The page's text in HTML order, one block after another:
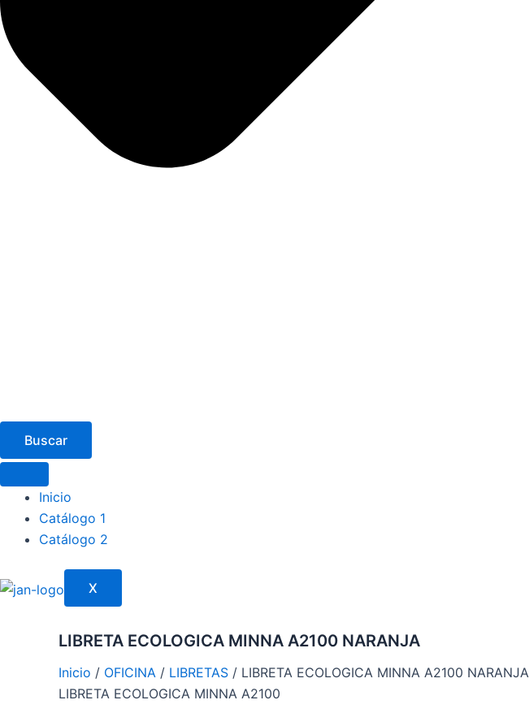
Buscar
Inicio
Catálogo 1
Catálogo 2
X
LIBRETA ECOLOGICA MINNA A2100 NARANJA
Inicio / OFICINA / LIBRETAS / LIBRETA ECOLOGICA MINNA A2100 NARANJA
LIBRETA ECOLOGICA MINNA A2100